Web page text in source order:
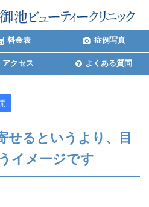
料金表 症例写真
アクセス よくある質問
せるというより、目
イメージです